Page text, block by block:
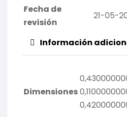
Fecha de
revisión
21-05-
Información
Dimensiones